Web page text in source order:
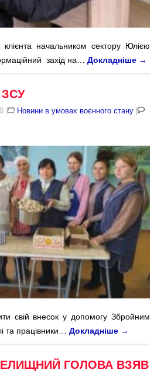
начальником сектору Юлією
захід на…Докладніше →
| Новини в умовах воєнного стану |
свій внесок у допомогу Збройним
та працівники…Докладніше →
ГОЛОВА ВЗЯВ